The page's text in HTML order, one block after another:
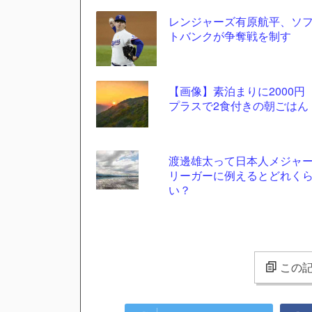
レンジャーズ有原航平、ソフ
トバンクが争奪戦を制す
【画像】素泊まりに2000円
プラスで2食付きの朝ごはん
渡邊雄太って日本人メジャー
リーガーに例えるとどれくら
い？
この